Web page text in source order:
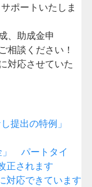
ポートいたしま
、助成金申
相談ください！
対応させていた
提出の特例」
」 パートタイ
正されます
対応できています